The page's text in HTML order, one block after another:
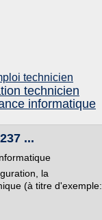
technicien
technicien
informatique
...
la
(à titre d'exemple: